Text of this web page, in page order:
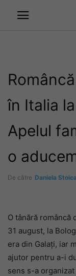
în Italia
Apelul
o
De către Daniela Stoica
O tânără româncă
31 august, la
era din Galați, iar
ajutor pentru a-i
sens s-a